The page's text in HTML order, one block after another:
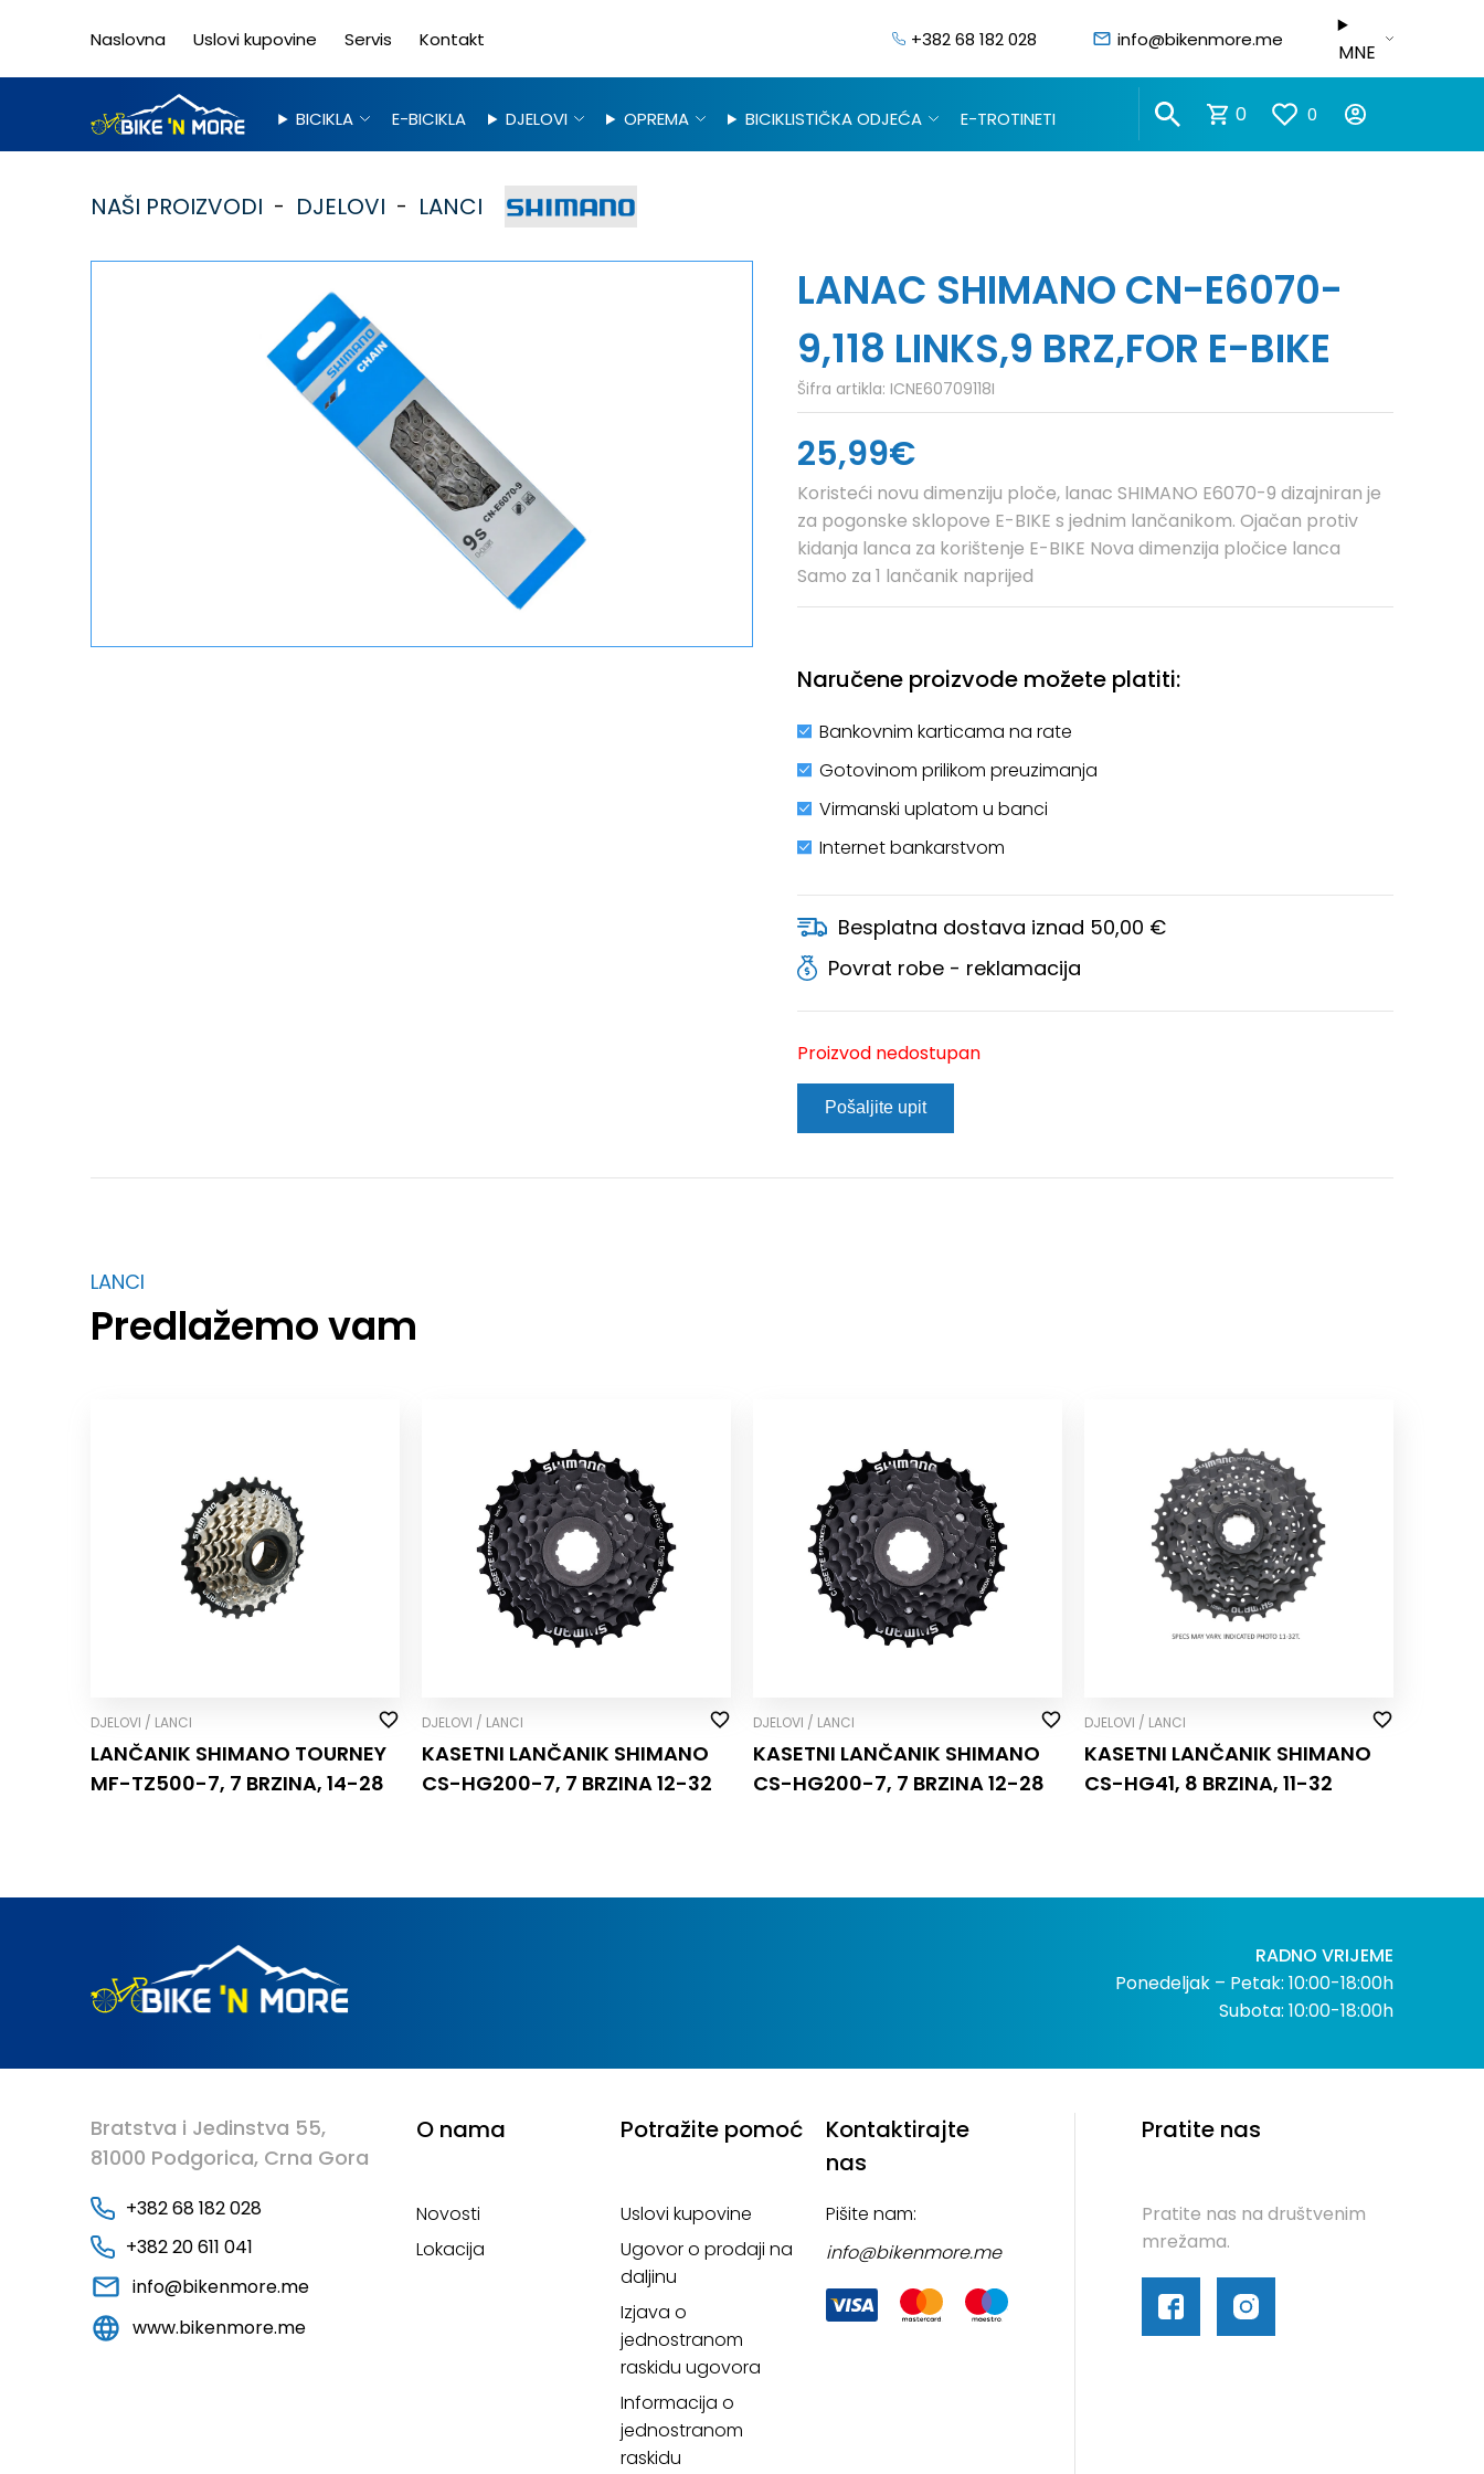
Naslovna Uslovi kupovine Servis Kontakt +382 68 182 028 info@bikenmore.me
MNE
BICIKLA E-BICIKLA DJELOVI OPREMA BICIKLISTIČKA ODJEĆA E-TROTINETI 0 0
NAŠI PROIZVODI DJELOVI LANCI
LANAC SHIMANO CN-E6070-
9,118 LINKS,9 BRZ,FOR E-BIKE
Šifra artikla: ICNE60709118I
25,99€
Koristeći novu dimenziju ploče, lanac SHIMANO E6070-9 dizajniran je
za pogonske sklopove E-BIKE s jednim lančanikom. Ojačan protiv
kidanja lanca za korištenje E-BIKE Nova dimenzija pločice lanca
Samo za 1 lančanik naprijed
Naručene proizvode možete platiti:
Bankovnim karticama na rate
Gotovinom prilikom preuzimanja
Virmanski uplatom u banci
Internet bankarstvom
Besplatna dostava iznad 50,00 €
Povrat robe - reklamacija
Proizvod nedostupan
Pošaljite upit
LANCI
Predlažemo vam
DJELOVI / LANCI
LANČANIK SHIMANO TOURNEY
MF-TZ500-7, 7 BRZINA, 14-28
DJELOVI / LANCI
KASETNI LANČANIK SHIMANO
CS-HG200-7, 7 BRZINA 12-32
DJELOVI / LANCI
KASETNI LANČANIK SHIMANO
CS-HG200-7, 7 BRZINA 12-28
DJELOVI / LANCI
KASETNI LANČANIK SHIMANO
CS-HG41, 8 BRZINA, 11-32
RADNO VRIJEME
Ponedeljak – Petak: 10:00-18:00h
Subota: 10:00-18:00h
Bratstva i Jedinstva 55,
81000 Podgorica, Crna Gora
+382 68 182 028
+382 20 611 041
info@bikenmore.me
www.bikenmore.me
O nama
Novosti
Lokacija
Potražite pomoć
Uslovi kupovine
Ugovor o prodaji na
daljinu
Izjava o
jednostranom
raskidu ugovora
Informacija o
jednostranom
raskidu
Kontaktirajte
nas
Pišite nam:
info@bikenmore.me
Pratite nas
Pratite nas na društvenim
mrežama.